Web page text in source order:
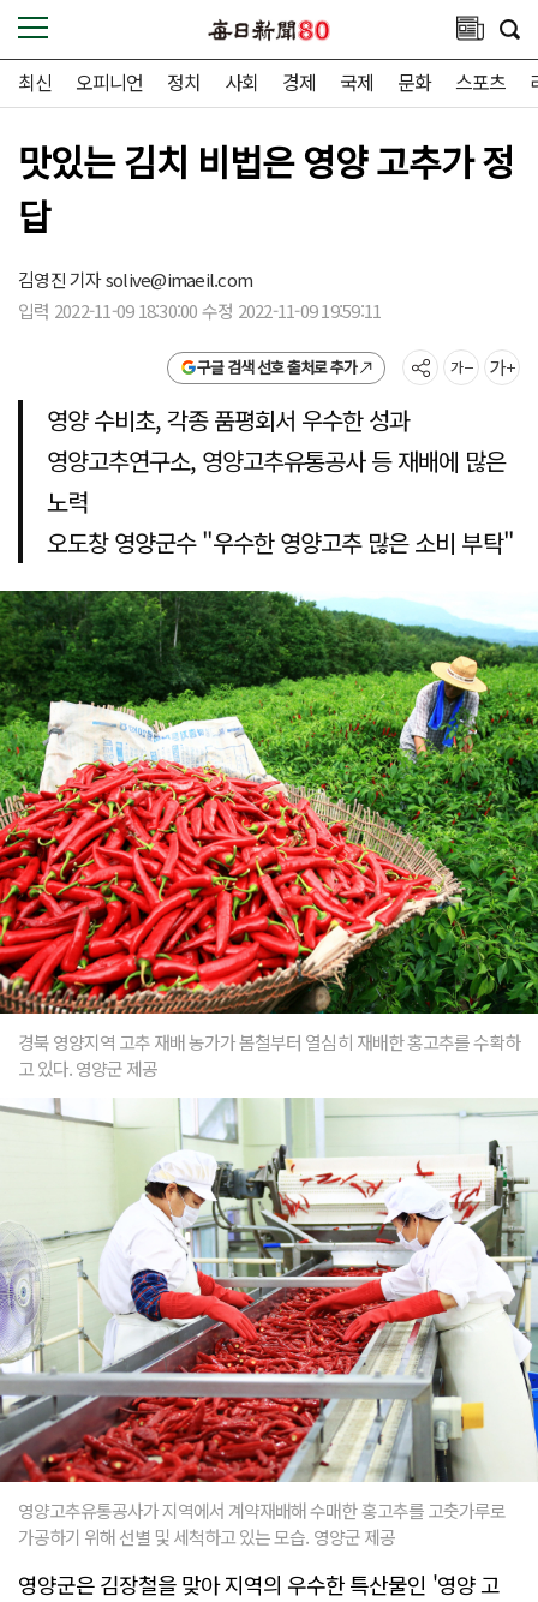
최신 오피니언 정치 사회 경제 국제 문화 스포츠
맛있는 김치 비법은 영양 고추가 정
답
김영진 기자solive@imaeil.com
입력 2022-11-09 18:30:00 수정 2022-11-09 19:59:11
구글 검색 선호 출처로 추가
영양 수비초, 각종 품평회서 우수한 성과
영양고추연구소, 영양고추유통공사 등 재배에 많은
노력
오도창 영양군수 "우수한 영양고추 많은 소비 부탁"
경북 영양지역 고추 재배 농가가 봄철부터 열심히 재배한 홍고추를 수확하
고 있다. 영양군 제공
영양고추유통공사가 지역에서 계약재배해 수매한 홍고추를 고춧가루로
가공하기 위해 선별 및 세척하고 있는 모습. 영양군 제공
영양군은 김장철을 맞아 지역의 우수한 특산물인 '영양 고